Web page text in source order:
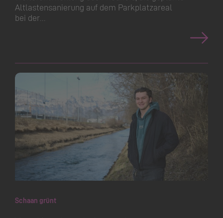
Altlasten­sanierung auf dem Parkplatzareal
bei der…
Schaan grünt